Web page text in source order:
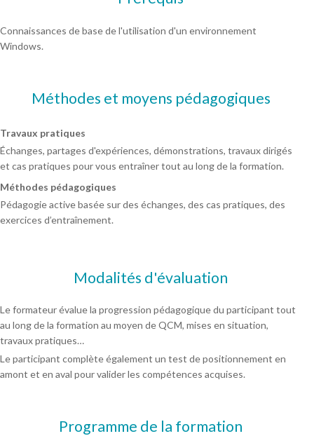
Connaissances de base de l'utilisation d'un environnement
Windows.
Méthodes et moyens pédagogiques
Travaux pratiques
Échanges, partages d'expériences, démonstrations, travaux dirigés
et cas pratiques pour vous entraîner tout au long de la formation.
Méthodes pédagogiques
Pédagogie active basée sur des échanges, des cas pratiques, des
exercices d’entraînement.
Modalités d'évaluation
Le formateur évalue la progression pédagogique du participant tout
au long de la formation au moyen de QCM, mises en situation,
travaux pratiques…
Le participant complète également un test de positionnement en
amont et en aval pour valider les compétences acquises.
Programme de la formation